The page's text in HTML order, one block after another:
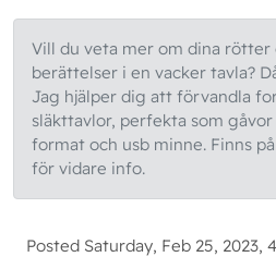
Vill du veta mer om dina rötter
berättelser i en vacker tavla?
Jag hjälper dig att förvandla
släkttavlor, perfekta som gåvor
format och usb minne. Finns
för vidare info.
Posted Saturday, Feb 25, 2023,